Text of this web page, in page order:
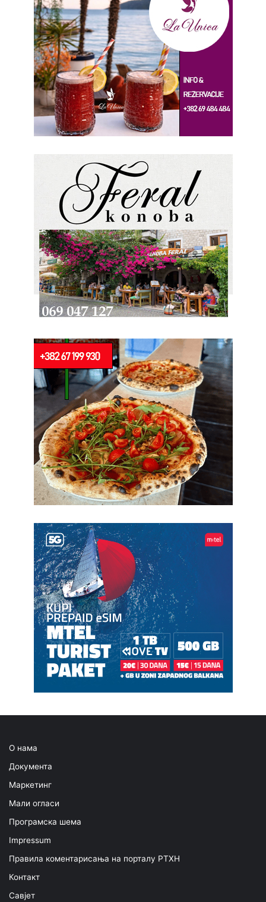
О нама
Документа
Маркетинг
Мали огласи
Програмска шема
Impressum
Правила коментарисања на порталу РТХН
Контакт
Савјет